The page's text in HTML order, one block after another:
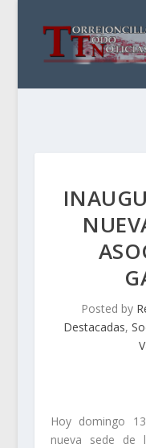
Posted by
Destacadas,
Hoy domingo
nueva sede de